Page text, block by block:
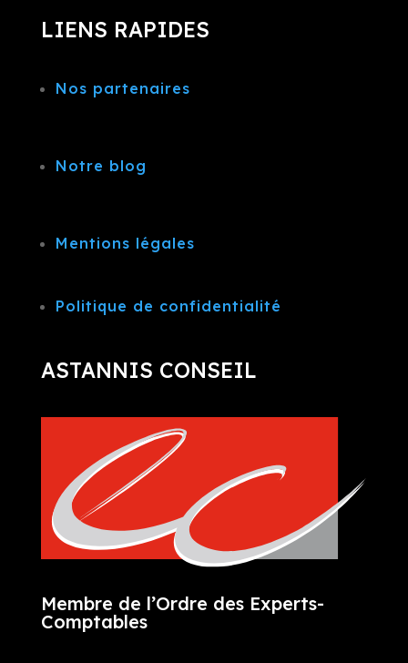
LIENS RAPIDES
Nos partenaires
Notre blog
Mentions légales
Politique de confidentialité
ASTANNIS CONSEIL
Membre de l’Ordre des Experts-
Comptables